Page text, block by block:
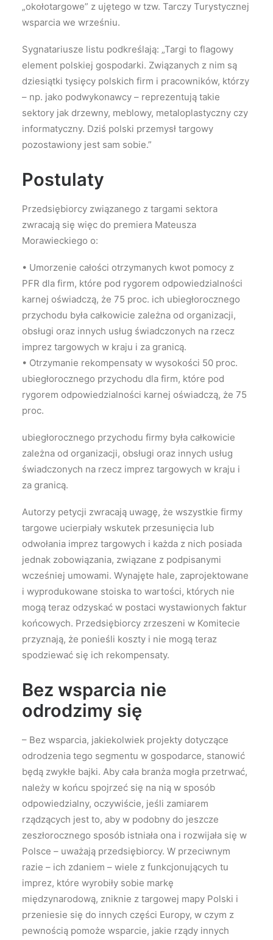
„okołotargowe” z ujętego w tzw. Tarczy Turystycznej
wsparcia we wrześniu.
Sygnatariusze listu podkreślają: „Targi to flagowy
element polskiej gospodarki. Związanych z nim są
dziesiątki tysięcy polskich firm i pracowników, którzy
– np. jako podwykonawcy – reprezentują takie
sektory jak drzewny, meblowy, metaloplastyczny czy
informatyczny. Dziś polski przemysł targowy
pozostawiony jest sam sobie.”
Postulaty
Przedsiębiorcy związanego z targami sektora
zwracają się więc do premiera Mateusza
Morawieckiego o:
• Umorzenie całości otrzymanych kwot pomocy z
PFR dla firm, które pod rygorem odpowiedzialności
karnej oświadczą, że 75 proc. ich ubiegłorocznego
przychodu była całkowicie zależna od organizacji,
obsługi oraz innych usług świadczonych na rzecz
imprez targowych w kraju i za granicą.
• Otrzymanie rekompensaty w wysokości 50 proc.
ubiegłorocznego przychodu dla firm, które pod
rygorem odpowiedzialności karnej oświadczą, że 75
proc.
ubiegłorocznego przychodu firmy była całkowicie
zależna od organizacji, obsługi oraz innych usług
świadczonych na rzecz imprez targowych w kraju i
za granicą.
Autorzy petycji zwracają uwagę, że wszystkie firmy
targowe ucierpiały wskutek przesunięcia lub
odwołania imprez targowych i każda z nich posiada
jednak zobowiązania, związane z podpisanymi
wcześniej umowami. Wynajęte hale, zaprojektowane
i wyprodukowane stoiska to wartości, których nie
mogą teraz odzyskać w postaci wystawionych faktur
końcowych. Przedsiębiorcy zrzeszeni w Komitecie
przyznają, że ponieśli koszty i nie mogą teraz
spodziewać się ich rekompensaty.
Bez wsparcia nie
odrodzimy się
– Bez wsparcia, jakiekolwiek projekty dotyczące
odrodzenia tego segmentu w gospodarce, stanowić
będą zwykłe bajki. Aby cała branża mogła przetrwać,
należy w końcu spojrzeć się na nią w sposób
odpowiedzialny, oczywiście, jeśli zamiarem
rządzących jest to, aby w podobny do jeszcze
zeszłorocznego sposób istniała ona i rozwijała się w
Polsce – uważają przedsiębiorcy. W przeciwnym
razie – ich zdaniem – wiele z funkcjonujących tu
imprez, które wyrobiły sobie markę
międzynarodową, zniknie z targowej mapy Polski i
przeniesie się do innych części Europy, w czym z
pewnością pomoże wsparcie, jakie rządy innych